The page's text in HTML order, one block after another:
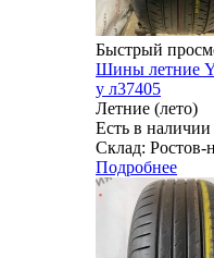
Быстрый
Шины летние
у л37405
Летние (лето)
Есть в наличии
Склад: Ростов-
Подробнее